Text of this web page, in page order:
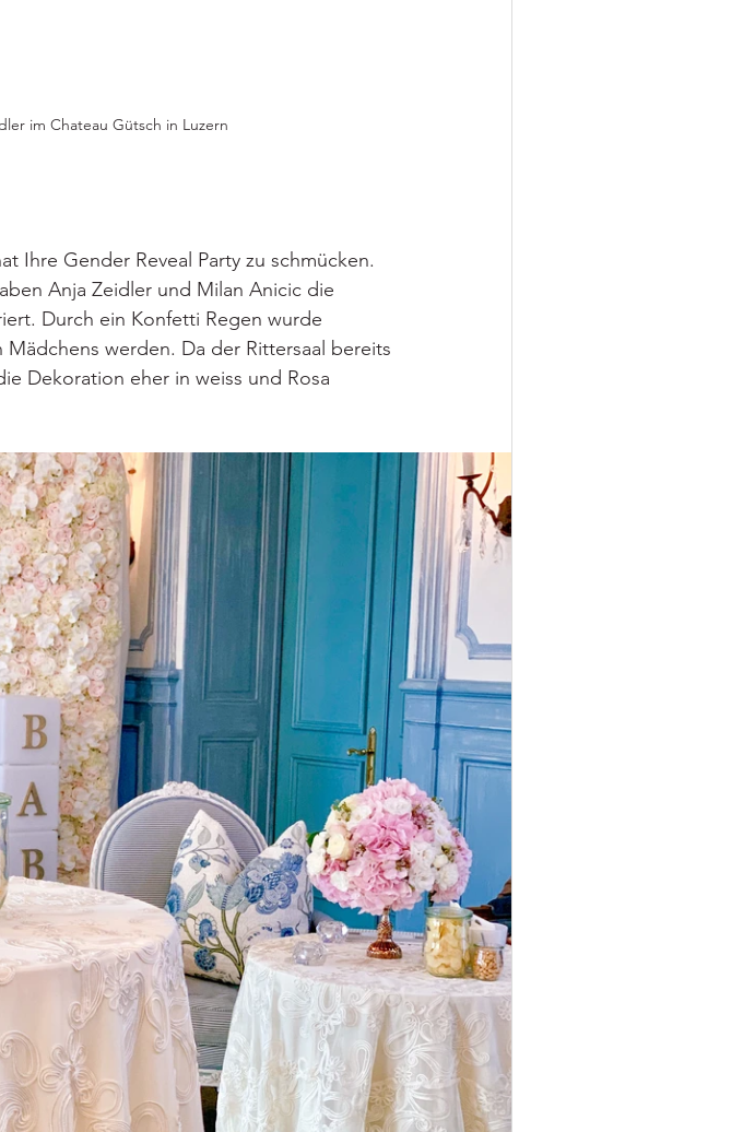
im Chateau Gütsch in Luzern
Ihre Gender Reveal Party zu schmücken.
Anja Zeidler und Milan Anicic die
Durch ein Konfetti Regen wurde
werden. Da der Rittersaal bereits
Dekoration eher in weiss und Rosa